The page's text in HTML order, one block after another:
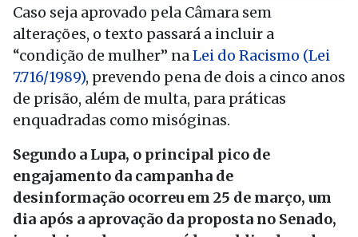
Caso seja aprovado pela Câmara sem
alterações, o texto passará a incluir a
“condição de mulher” naLei do Racismo (Lei
7.716/1989), prevendo pena de dois a cinco anos
de prisão, além de multa, para práticas
enquadradas como misóginas.
Segundo a Lupa, o principal pico de
engajamento da campanha de
desinformação ocorreu em 25 de março, um
dia após a aprovação da proposta no Senado,